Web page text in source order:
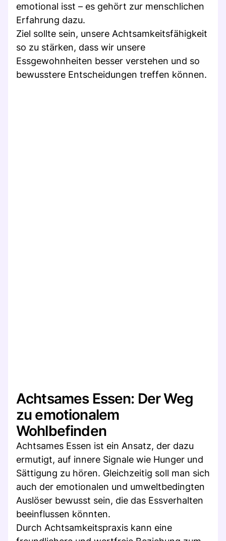
emotional isst – es gehört zur menschlichen
Erfahrung dazu.
Ziel sollte sein, unsere Achtsamkeitsfähigkeit
so zu stärken, dass wir unsere
Essgewohnheiten besser verstehen und so
bewusstere Entscheidungen treffen können.
Achtsames Essen: Der Weg
zu emotionalem
Wohlbefinden
Achtsames Essen ist ein Ansatz, der dazu
ermutigt, auf innere Signale wie Hunger und
Sättigung zu hören. Gleichzeitig soll man sich
auch der emotionalen und umweltbedingten
Auslöser bewusst sein, die das Essverhalten
beeinflussen könnten.
Durch Achtsamkeitspraxis kann eine